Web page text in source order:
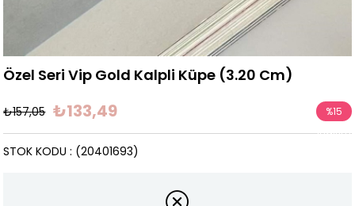
Özel Seri Vip Gold Kalpli Küpe (3.20 Cm)
₺157,05 ₺133,49 %15
İndirim
(20401693)
STOK KODU